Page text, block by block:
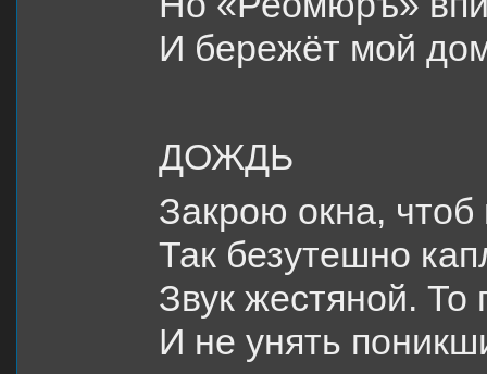
И бережёт мой
ДОЖДЬ
Закрою окна,
Так безутешно
Звук жестяной. То
И не унять